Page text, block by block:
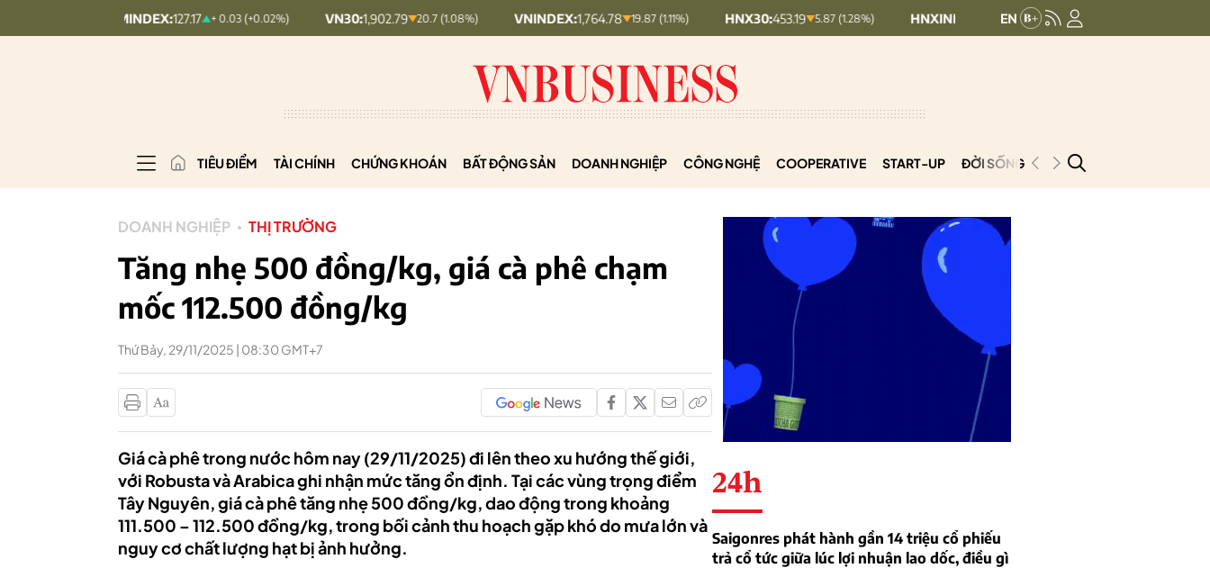
127.17 + 0.03 (+0.02%) VN30:1,902.79 20.7 (1.08%) VNINDEX: 1,764.78 19.87 (1.11%) HNX30: 453.19 5.87 (1.28%) HNXINDEX: 292.64 8.56 (2.84%) UPCOMINDEX:
TIÊU ĐIỂM TÀI CHÍNH CHỨNG KHOÁN BẤT ĐỘNG SẢN DOANH NGHIỆP CÔNG NGHỆ COOPERATIVE START-UP ĐỜI SỐNG PODCAST
DOANH NGHIỆP THỊ TRƯỜNG
Tăng nhẹ 500 đồng/kg, giá cà phê chạm
mốc 112.500 đồng/kg
Thứ Bảy, 29/11/2025 | 08:30 GMT+7
Giá cà phê trong nước hôm nay (29/11/2025) đi lên theo xu hướng thế giới,
với Robusta và Arabica ghi nhận mức tăng ổn định. Tại các vùng trọng điểm
Tây Nguyên, giá cà phê tăng nhẹ 500 đồng/kg, dao động trong khoảng
111.500 – 112.500 đồng/kg, trong bối cảnh thu hoạch gặp khó do mưa lớn và
nguy cơ chất lượng hạt bị ảnh hưởng.
24h
Saigonres phát hành gần 14 triệu cổ phiếu
trả cổ tức giữa lúc lợi nhuận lao dốc, điều gì